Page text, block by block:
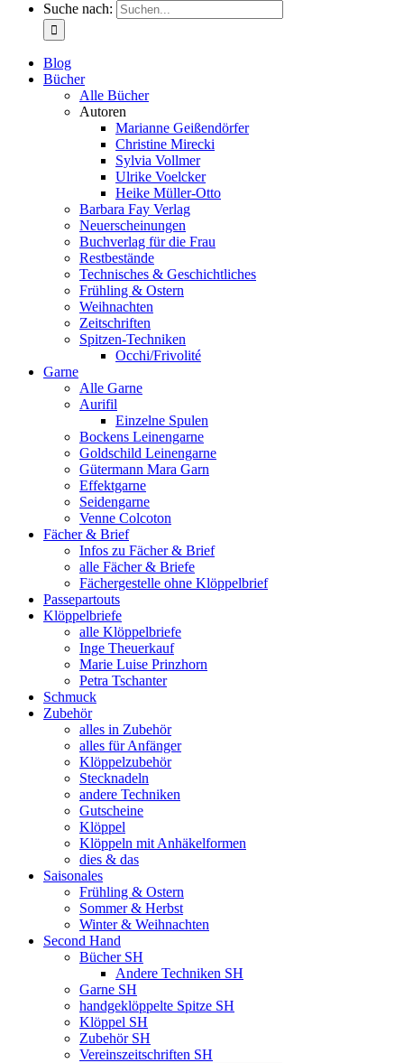
Suche nach:
Blog
Bücher
Alle Bücher
Autoren
Marianne Geißendörfer
Christine Mirecki
Sylvia Vollmer
Ulrike Voelcker
Heike Müller-Otto
Barbara Fay Verlag
Neuerscheinungen
Buchverlag für die Frau
Restbestände
Technisches & Geschichtliches
Frühling & Ostern
Weihnachten
Zeitschriften
Spitzen-Techniken
Occhi/Frivolité
Garne
Alle Garne
Aurifil
Einzelne Spulen
Bockens Leinengarne
Goldschild Leinengarne
Gütermann Mara Garn
Effektgarne
Seidengarne
Venne Colcoton
Fächer & Brief
Infos zu Fächer & Brief
alle Fächer & Briefe
Fächergestelle ohne Klöppelbrief
Passepartouts
Klöppelbriefe
alle Klöppelbriefe
Inge Theuerkauf
Marie Luise Prinzhorn
Petra Tschanter
Schmuck
Zubehör
alles in Zubehör
alles für Anfänger
Klöppelzubehör
Stecknadeln
andere Techniken
Gutscheine
Klöppel
Klöppeln mit Anhäkelformen
dies & das
Saisonales
Frühling & Ostern
Sommer & Herbst
Winter & Weihnachten
Second Hand
Bücher SH
Andere Techniken SH
Garne SH
handgeklöppelte Spitze SH
Klöppel SH
Zubehör SH
Vereinszeitschriften SH